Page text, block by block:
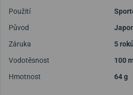
Použití
Původ
Záruka
5 roků
Vodotěsnost
100
Hmotnost
64 g